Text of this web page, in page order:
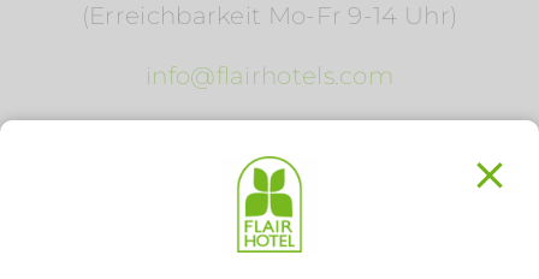
(Erreichbarkeit Mo-Fr 9-14 Uhr)
info@flairhotels.com